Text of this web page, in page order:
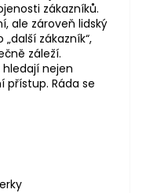
zákazníků.
ale zároveň lidský
zákazník“,
záleží.
nejen
přístup. Ráda se
5 z 5 hvězdiček.